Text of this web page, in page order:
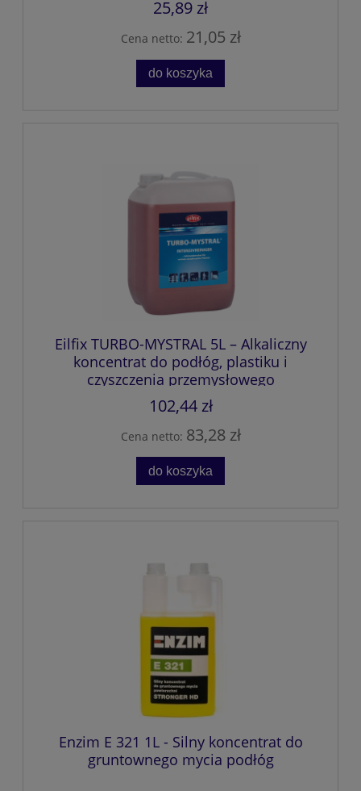
25,89 zł
Cena netto: 21,05 zł
do koszyka
Eilfix TURBO-MYSTRAL 5L – Alkaliczny
koncentrat do podłóg, plastiku i
czyszczenia przemysłowego
102,44 zł
Cena netto: 83,28 zł
do koszyka
Enzim E 321 1L - Silny koncentrat do
gruntownego mycia podłóg